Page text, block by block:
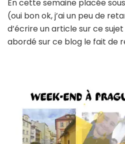
et
être
amoureux :
quelle
différence
En cette semaine placée
(oui bon ok, j’ai un peu de
d’écrire un article sur ce
abordé sur ce blog le fait de